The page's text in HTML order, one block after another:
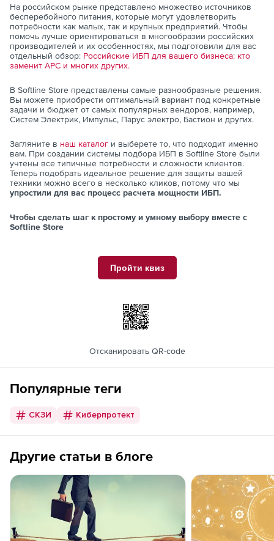
На российском рынке представлено множество источников
бесперебойного питания, которые могут удовлетворить
потребности как малых, так и крупных предприятий. Чтобы
помочь лучше ориентироваться в многообразии российских
производителей и их особенностях, мы подготовили для вас
отдельный обзор: Российские ИБП для вашего бизнеса: кто
заменит APC и многих других.
В Softline Store представлены самые разнообразные решения.
Вы можете приобрести оптимальный вариант под конкретные
задачи и бюджет от самых популярных вендоров, например,
Систем Электрик, Импульс, Парус электро, Бастион и других.
Загляните в наш каталог и выберете то, что подходит именно
вам. При создании системы подбора ИБП в Softline Store были
учтены все типичные потребности и сложности клиентов.
Теперь подобрать идеальное решение для защиты вашей
техники можно всего в несколько кликов, потому что мы
упростили для вас процесс расчета мощности ИБП.
Чтобы сделать шаг к простому и умному выбору вместе с
Softline Store
Пройти квиз
Отсканировать QR-code
Популярные теги
СКЗИ Киберпротект
Другие статьи в блоге